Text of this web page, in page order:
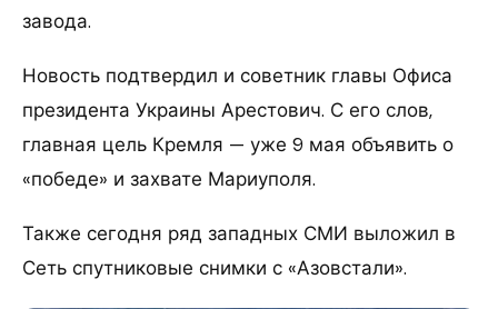
завода.
Новость подтвердил и советник главы Офиса
президента Украины Арестович. С его слов,
главная цель Кремля — уже 9 мая объявить о
«победе» и захвате Мариуполя.
Также сегодня ряд западных СМИ выложил в
Сеть спутниковые снимки с «Азовстали».